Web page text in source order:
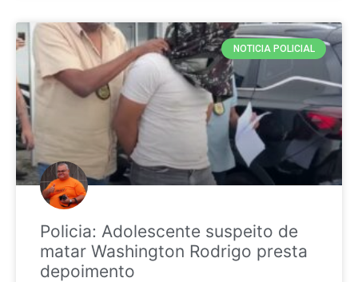
NOTICIA POLICIAL
Policia: Adolescente suspeito de
matar Washington Rodrigo presta
depoimento